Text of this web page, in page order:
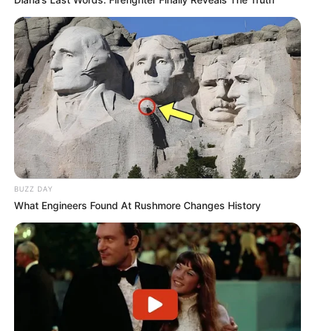
BUZZ DAY
What Engineers Found At Rushmore Changes History